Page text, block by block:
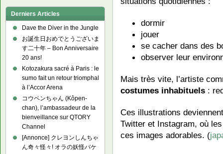
dormir
jouer
se cacher dans des
observer leur
Mais très vite, l’artiste
costumes inhabituels :
Ces illustrations
Twitter et Instagram, où
ces images adorables. (
Derniers Articles
Dave the Diver in the Jungle
お誕生日おめでとうございま
す二十年 – Bon Anniversaire
20 ans!
Kotozakura sacré à Paris : le
sumo fait un retour triomphal
à l’Accor Arena
コウペンちゃん (Kôpen-
chan), l’ambassadeur de la
bienveillance sur QTORY
Channel
[Annonce] クレヨンしんちゃ
ん奇々怪々! オラの妖怪バケ